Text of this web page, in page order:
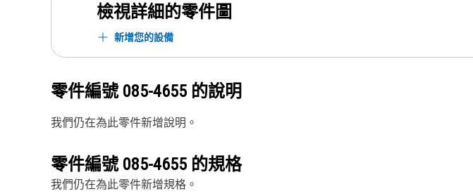
檢視詳細的零件圖
新增您的設備
零件編號 085-4655 的說明
我們仍在為此零件新增說明。
零件編號 085-4655 的規格
我們仍在為此零件新增規格。